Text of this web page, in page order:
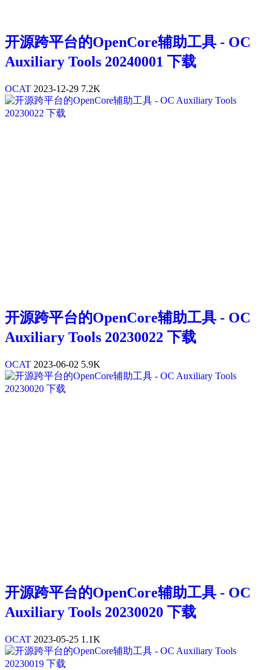
开源跨平台的OpenCore辅助工具 - OC
Auxiliary Tools 20240001 下载
OCAT 2023-12-29 7.2K
开源跨平台的OpenCore辅助工具 - OC
Auxiliary Tools 20230022 下载
OCAT 2023-06-02 5.9K
开源跨平台的OpenCore辅助工具 - OC
Auxiliary Tools 20230020 下载
OCAT 2023-05-25 1.1K